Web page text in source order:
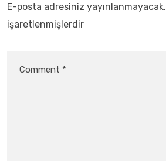
E-posta adresiniz yayınlanmayacak.
işaretlenmişlerdir